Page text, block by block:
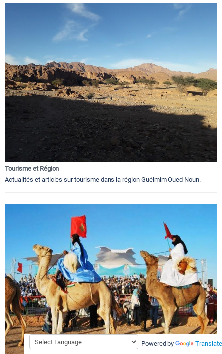
Tourisme et Région
Actualités et articles sur tourisme dans la région Guélmim Oued Noun.
Powered by Translate